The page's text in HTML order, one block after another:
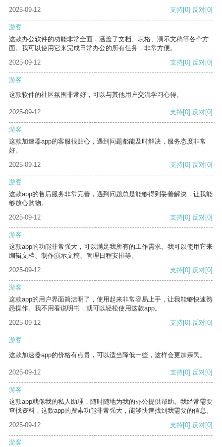
2025-09-12
支持[0] 反对[0]
游客
这款办公软件的功能非常全面，涵盖了文档、表格、演示文稿等各个方
面。我可以使用它来完成日常办公的所有任务，非常方便。
2025-09-12
支持[0] 反对[0]
游客
这款软件的社区氛围非常好，可以与其他用户交流学习心得。
2025-09-12 支持[0] 反对[0]
游客
这款加速器app的客服很贴心，遇到问题都能及时解决，服务态度非常
好。
2025-09-12
支持[0] 反对[0]
游客
这款app的售后服务非常完善，遇到问题总是能够得到妥善解决，让我能
够放心购物。
2025-09-12
支持[0] 反对[0]
游客
这款app的功能非常强大，可以满足我所有的工作需求。我可以使用它来
编辑文档、制作演示文稿、管理日程安排等。
2025-09-12
支持[0] 反对[0]
游客
这款app的用户界面简洁明了，使用起来非常容易上手，让我能够快速熟
悉操作。我不用看说明书，就可以轻松使用这款app。
2025-09-12
支持[0] 反对[0]
游客
这款加速器app的价格有点贵，可以适当降低一些，这样会更加亲民。
2025-09-12 支持[0] 反对[0]
游客
这款app就像我的私人助理，随时随地为我的办公提供帮助。我经常需要
查找资料，这款app的搜索功能非常强大，能够快速找到我需要的信息。
2025-09-12
支持[0] 反对[0]
游客